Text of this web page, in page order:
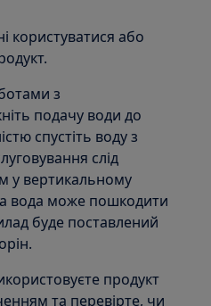
користуватися або
з
подачу води до
спустіть воду з
слід
у вертикальному
вода може пошкодити
буде поставлений
продукт
та перевірте, чи